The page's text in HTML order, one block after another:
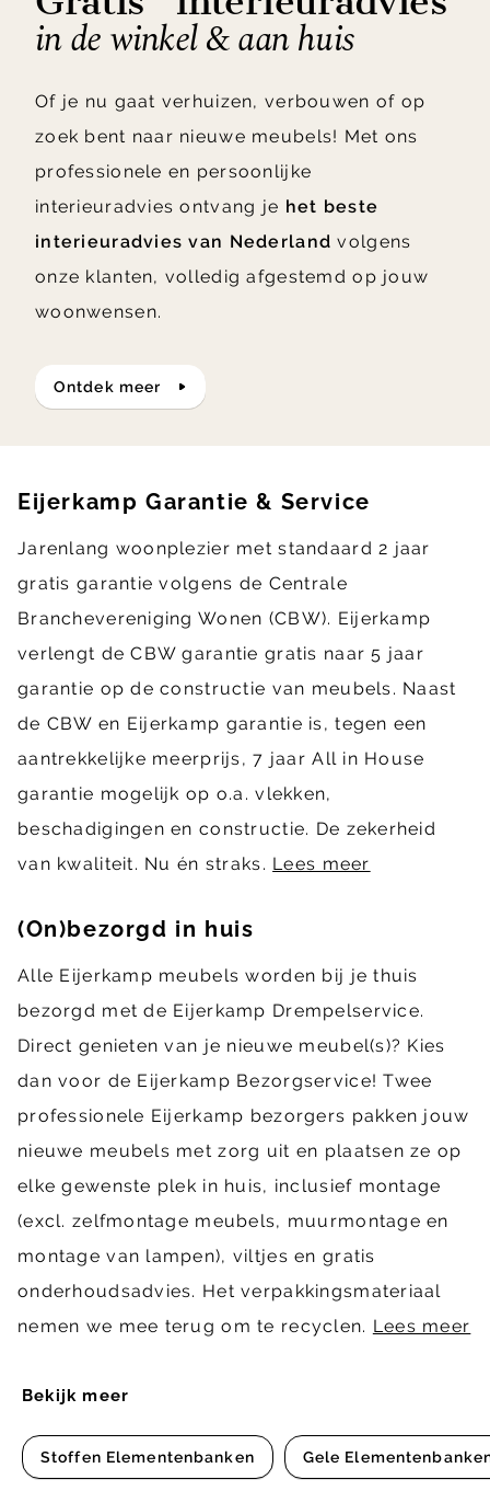
in de winkel & aan huis
Of je nu gaat verhuizen, verbouwen of op
zoek bent naar nieuwe meubels! Met ons
professionele en persoonlijke
interieuradvies ontvang je het beste
interieuradvies van Nederland volgens
onze klanten, volledig afgestemd op jouw
woonwensen.
ontdek meer
Bekijk meer
Stoffen Elementenbanken Gele
Eijerkamp Garantie & Service
Jarenlang woonplezier met standaard 2 jaar
gratis garantie volgens de Centrale
Branchevereniging Wonen (CBW). Eijerkamp
verlengt de CBW garantie gratis naar 5 jaar
garantie op de constructie van meubels. Naast
de CBW en Eijerkamp garantie is, tegen een
aantrekkelijke meerprijs, 7 jaar All in House
garantie mogelijk op o.a. vlekken,
beschadigingen en constructie. De zekerheid
van kwaliteit. Nu én straks. Lees meer
(On)bezorgd in huis
Alle Eijerkamp meubels worden bij je thuis
bezorgd met de Eijerkamp Drempelservice.
Direct genieten van je nieuwe meubel(s)? Kies
dan voor de Eijerkamp Bezorgservice! Twee
professionele Eijerkamp bezorgers pakken jouw
nieuwe meubels met zorg uit en plaatsen ze op
elke gewenste plek in huis, inclusief montage
(excl. zelfmontage meubels, muurmontage en
montage van lampen), viltjes en gratis
onderhoudsadvies. Het verpakkingsmateriaal
nemen we mee terug om te recyclen. Lees meer